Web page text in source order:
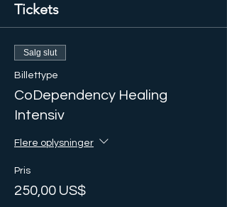
Tickets
Salg slut
Billettype
CoDependency Healing
Intensiv
Flere oplysninger
Pris
250,00 US$